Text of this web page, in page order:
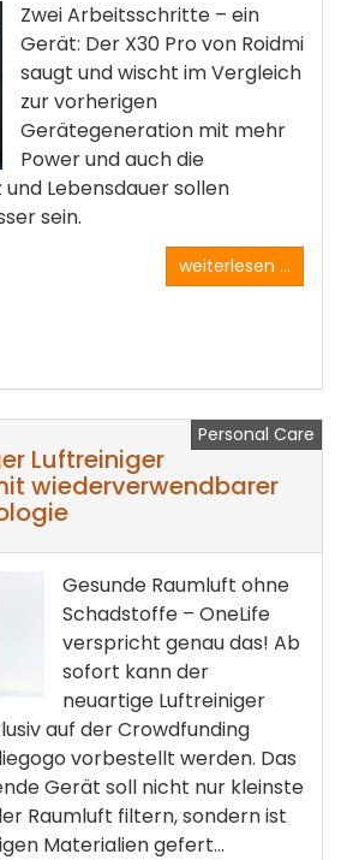
Zwei Arbeitsschritte – ein
Gerät: Der X30 Pro von Roidmi
saugt und wischt im Vergleich
zur vorherigen
Gerätegeneration mit mehr
Power und auch die
und Lebensdauer sollen
sein.
weiterlesen ...
Personal Care
Luftreiniger
wiederverwendbarer
Gesunde Raumluft ohne
Schadstoffe – OneLife
verspricht genau das! Ab
sofort kann der
neuartige Luftreiniger
auf der Crowdfunding
vorbestellt werden. Das
Gerät soll nicht nur kleinste
Raumluft filtern, sondern ist
Materialien gefert...